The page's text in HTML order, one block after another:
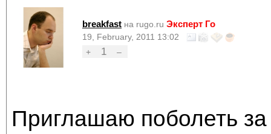
breakfast на rugo.ru Эксперт Го
19, February, 2011 13:02
+
1 –
Приглашаю поболеть